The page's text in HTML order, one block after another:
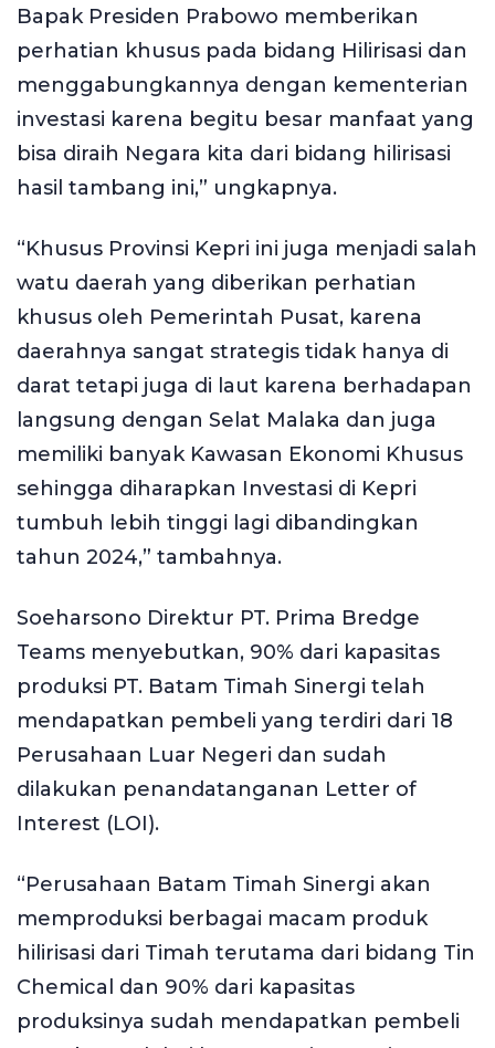
Bapak Presiden Prabowo memberikan
perhatian khusus pada bidang Hilirisasi dan
menggabungkannya dengan kementerian
investasi karena begitu besar manfaat yang
bisa diraih Negara kita dari bidang hilirisasi
hasil tambang ini,” ungkapnya.
“Khusus Provinsi Kepri ini juga menjadi salah
watu daerah yang diberikan perhatian
khusus oleh Pemerintah Pusat, karena
daerahnya sangat strategis tidak hanya di
darat tetapi juga di laut karena berhadapan
langsung dengan Selat Malaka dan juga
memiliki banyak Kawasan Ekonomi Khusus
sehingga diharapkan Investasi di Kepri
tumbuh lebih tinggi lagi dibandingkan
tahun 2024,” tambahnya.
Soeharsono Direktur PT. Prima Bredge
Teams menyebutkan, 90% dari kapasitas
produksi PT. Batam Timah Sinergi telah
mendapatkan pembeli yang terdiri dari 18
Perusahaan Luar Negeri dan sudah
dilakukan penandatanganan Letter of
Interest (LOI).
“Perusahaan Batam Timah Sinergi akan
memproduksi berbagai macam produk
hilirisasi dari Timah terutama dari bidang Tin
Chemical dan 90% dari kapasitas
produksinya sudah mendapatkan pembeli